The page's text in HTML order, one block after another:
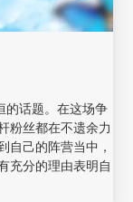
的话题。在这场争
粉丝都在不遗余力
自己的阵营当中，
充分的理由表明自